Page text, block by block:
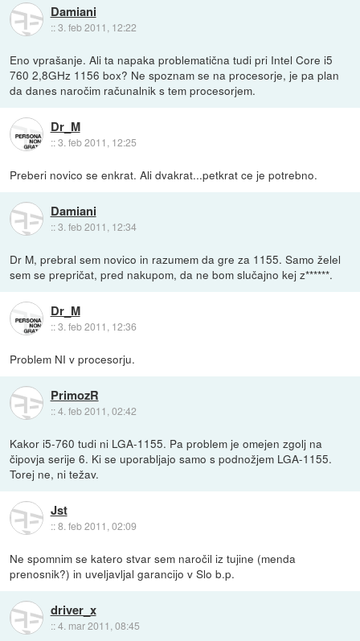
Damiani
::3. feb 2011, 12:22
Eno vprašanje. Ali ta napaka problematična tudi pri Intel Core i5
760 2,8GHz 1156 box? Ne spoznam se na procesorje, je pa plan
da danes naročim računalnik s tem procesorjem.
Dr_M
::3. feb 2011, 12:25
Preberi novico se enkrat. Ali dvakrat...petkrat ce je potrebno.
Damiani
::3. feb 2011, 12:34
Dr M, prebral sem novico in razumem da gre za 1155. Samo želel
sem se prepričat, pred nakupom, da ne bom slučajno kej z******.
Dr_M
::3. feb 2011, 12:36
Problem NI v procesorju.
PrimozR
::4. feb 2011, 02:42
Kakor i5-760 tudi ni LGA-1155. Pa problem je omejen zgolj na
čipovja serije 6. Ki se uporabljajo samo s podnožjem LGA-1155.
Torej ne, ni težav.
Jst
::8. feb 2011, 02:09
Ne spomnim se katero stvar sem naročil iz tujine (menda
prenosnik?) in uveljavljal garancijo v Slo b.p.
driver_x
::4. mar 2011, 08:45